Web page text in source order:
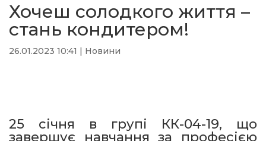
Хочеш солодкого життя –
стань кондитером!
26.01.2023 10:41 Новини
25 січня в групі КК-04-19, що
завершує навчання за професією